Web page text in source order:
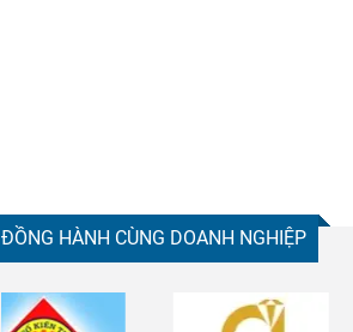
ĐỒNG HÀNH CÙNG DOANH NGHIỆP